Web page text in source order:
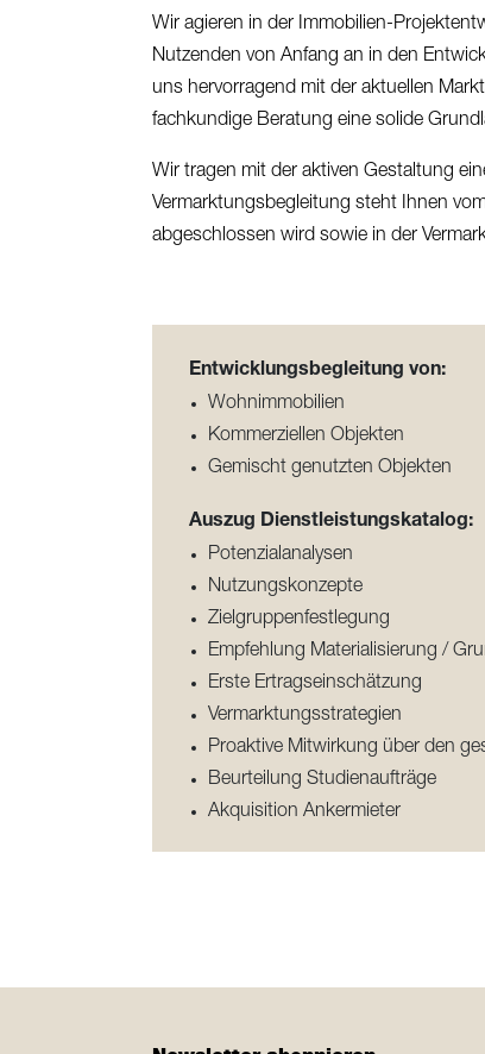
Wir agieren in der Immobilien-
Nutzenden von Anfang an in den
uns hervorragend mit der aktuellen
fachkundige Beratung eine solide
Wir tragen mit der aktiven Gestaltung
Vermarktungsbegleitung steht Ihnen
abgeschlossen wird sowie in der
Entwicklungsbegleitung von:
Wohnimmobilien
Kommerziellen Objekten
Gemischt genutzten Objekten
Auszug Dienstleistungskatalog:
Potenzialanalysen
Nutzungskonzepte
Zielgruppenfestlegung
Empfehlung Materialisierung /
Erste Ertragseinschätzung
Vermarktungsstrategien
Proaktive Mitwirkung über den
Beurteilung Studienaufträge
Akquisition Ankermieter